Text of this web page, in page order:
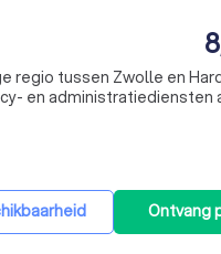
regio tussen Zwolle en
en administratiediensten
Ontvang